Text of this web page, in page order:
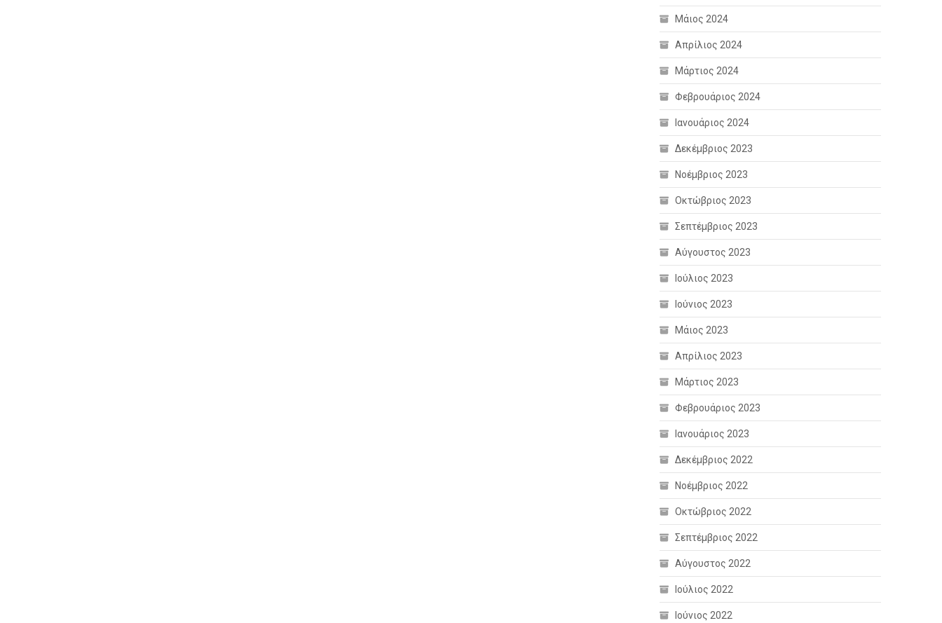
Μάιος 2024
Απρίλιος 2024
Μάρτιος 2024
Φεβρουάριος 2024
Ιανουάριος 2024
Δεκέμβριος 2023
Νοέμβριος 2023
Οκτώβριος 2023
Σεπτέμβριος 2023
Αύγουστος 2023
Ιούλιος 2023
Ιούνιος 2023
Μάιος 2023
Απρίλιος 2023
Μάρτιος 2023
Φεβρουάριος 2023
Ιανουάριος 2023
Δεκέμβριος 2022
Νοέμβριος 2022
Οκτώβριος 2022
Σεπτέμβριος 2022
Αύγουστος 2022
Ιούλιος 2022
Ιούνιος 2022